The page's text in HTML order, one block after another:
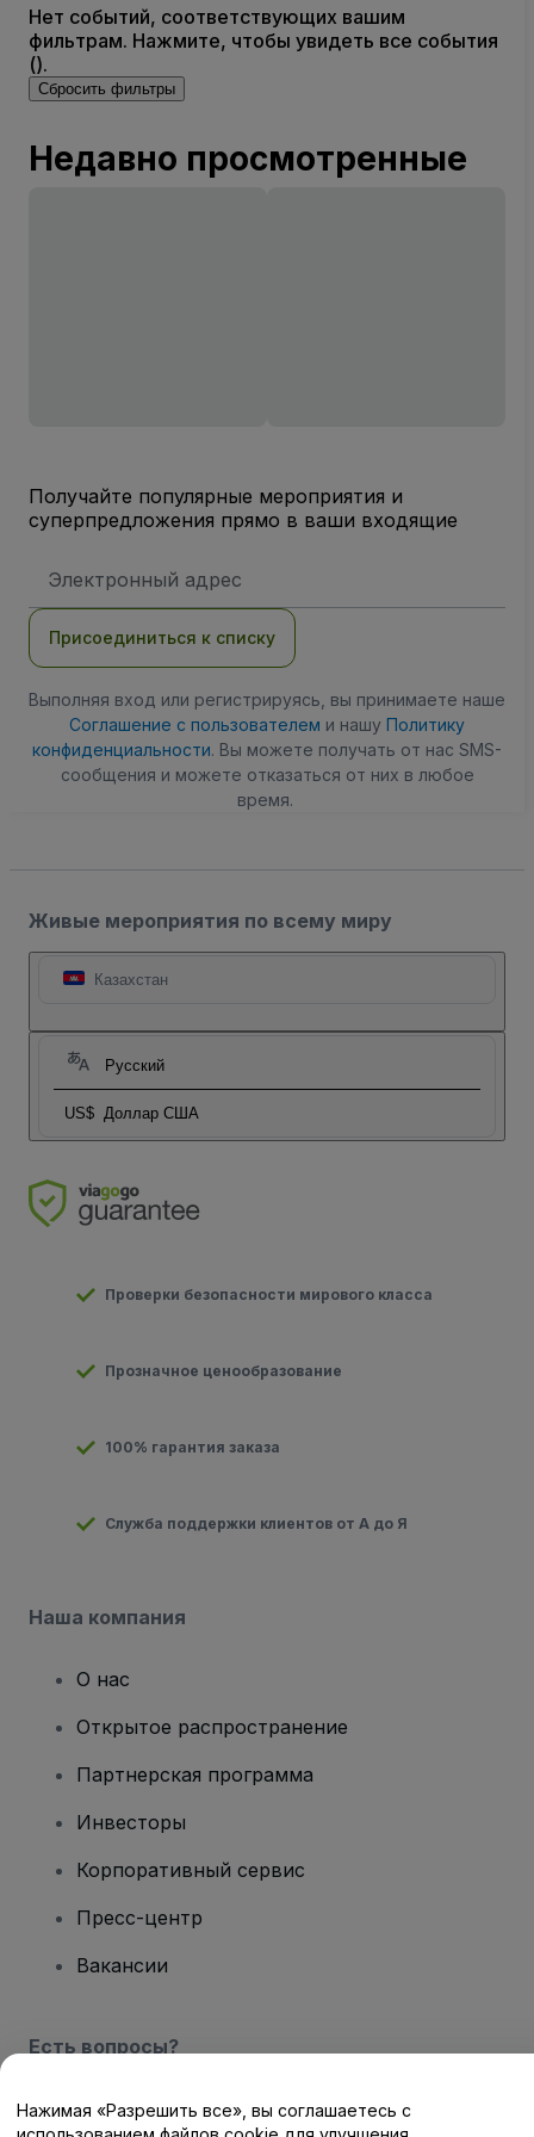
Нет событий, соответствующих вашим
фильтрам. Нажмите, чтобы увидеть все события
().
Сбросить фильтры
Недавно просмотренные
Получайте популярные мероприятия и
суперпредложения прямо в ваши входящие
электронной
Присоединиться к списку
Выполняя вход или регистрируясь, вы принимаете наше
Соглашение с пользователем и нашу Политику
конфиденциальности. Вы можете получать от нас SMS-
сообщения и можете отказаться от них в любое
время.
Живые мероприятия по всему миру
Казахстан
Русский
US$ Доллар США
Проверки безопасности мирового класса
Прозначное ценообразование
100% гарантия заказа
Служба поддержки клиентов от А до Я
Наша компания
О нас
Открытое распространение
Партнерская программа
Инвесторы
Корпоративный сервис
Пресс-центр
Вакансии
Есть вопросы?
Центр помощи / Свяжитесь с нами
Нажимая «Разрешить все», вы соглашаетесь с